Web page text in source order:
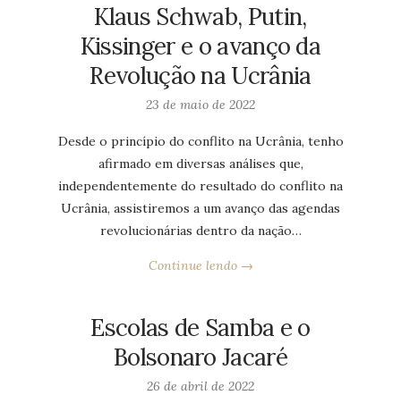
Klaus Schwab, Putin,
Kissinger e o avanço da
Revolução na Ucrânia
23 de maio de 2022
Desde o princípio do conflito na Ucrânia, tenho
afirmado em diversas análises que,
independentemente do resultado do conflito na
Ucrânia, assistiremos a um avanço das agendas
revolucionárias dentro da nação…
Continue lendo →
Escolas de Samba e o
Bolsonaro Jacaré
26 de abril de 2022